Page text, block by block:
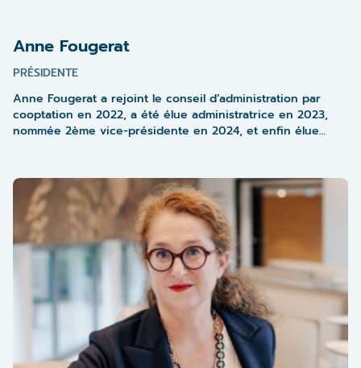
Anne Fougerat
PRÉSIDENTE
Anne Fougerat a rejoint le conseil d’administration par
cooptation en 2022, a été élue administratrice en 2023,
nommée 2ème vice-présidente en 2024, et enfin élue
mutuelle vient en prolongement de son engagement dans
la gendarmerie où elle a effectué toute sa carrière. 1ère
femme générale de gendarmerie issue du corps des sous-
officiers, elle fût également 1ère militaire gendarme à
devenir secrétaire générale de la garde nationale et du
conseil supérieur de la réserve militaire.